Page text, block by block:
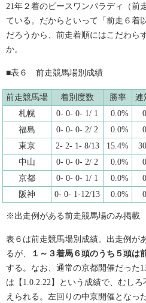
21年２着のピースワンパラディ（前
ている。だからといって「前走６着
だろうから、前走着順にはこだわら
か。
■表６ 前走競馬場別成績
前走競馬場 着別度数 勝率 連
札幌
0- 0- 0- 1/ 1 0.0%
福島
0- 0- 0- 2/ 2 0.0%
東京
2- 2- 1- 8/13 15.4%
中山
0- 0- 0- 2/ 2 0.0%
京都
0- 0- 0- 1/ 1 0.0%
阪神
0- 0- 1-12/13 0.0%
※出走例がある前走競馬場のみ掲載
表６は前走競馬場別成績。出走例が
るが、
１～３着馬６頭のうち５頭は
する。なお、通常の京都開催だった
は【1.0.2.22】という成績で、むし
えられる。左回りの中京開催となっ